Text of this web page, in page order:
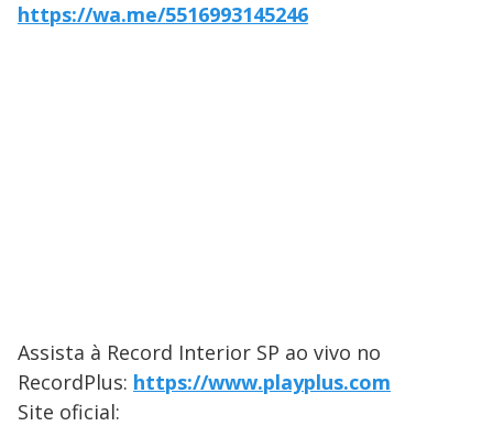
https://wa.me/5516993145246
Assista à Record Interior SP ao vivo no
RecordPlus: https://www.playplus.com
Site oficial: